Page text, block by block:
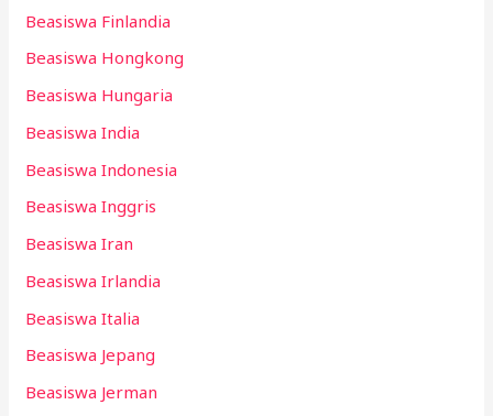
Beasiswa Finlandia
Beasiswa Hongkong
Beasiswa Hungaria
Beasiswa India
Beasiswa Indonesia
Beasiswa Inggris
Beasiswa Iran
Beasiswa Irlandia
Beasiswa Italia
Beasiswa Jepang
Beasiswa Jerman